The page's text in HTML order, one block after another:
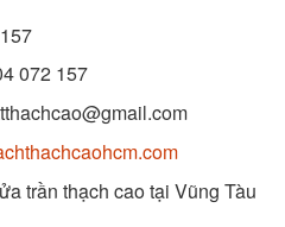
072 157
trần thạch cao tại Vũng Tàu